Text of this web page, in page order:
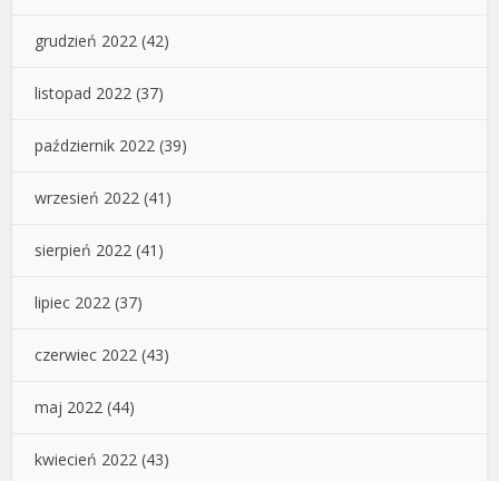
grudzień 2022 (42)
listopad 2022 (37)
październik 2022 (39)
wrzesień 2022 (41)
sierpień 2022 (41)
lipiec 2022 (37)
czerwiec 2022 (43)
maj 2022 (44)
kwiecień 2022 (43)